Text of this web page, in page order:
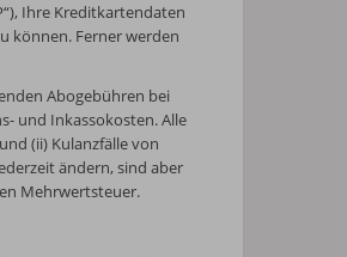
Ihre Kreditkartendaten
können. Ferner werden
Abogebühren bei
und Inkassokosten. Alle
(ii) Kulanzfälle von
ändern, sind aber
Mehrwertsteuer.